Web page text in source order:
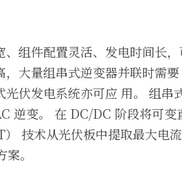
组件配置灵活、发电时间长
大量组串式逆变器并联时需要
伏发电系统亦可应 用。 组串
逆变。 在 DC/DC 阶段将可变
技术从光伏板中提取最大电
。